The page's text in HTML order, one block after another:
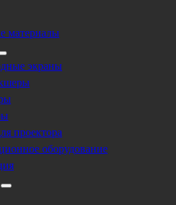
материалы
экраны
проектора
оборудование